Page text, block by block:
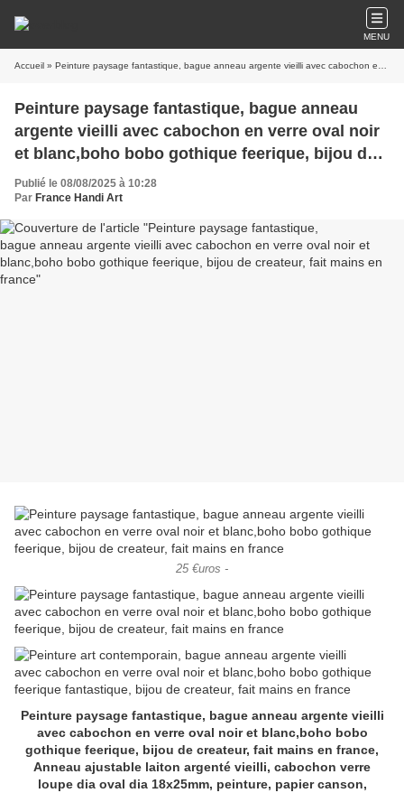
MENU
Accueil » Peinture paysage fantastique, bague anneau argente vieilli avec cabochon en verre oval noir et blanc,boho bobo gothique feerique, bijou de createur, fait mains en france
Peinture paysage fantastique, bague anneau
argente vieilli avec cabochon en verre oval noir
et blanc,boho bobo gothique feerique, bijou de
createur, fait mains en france
Publié le 08/08/2025 à 10:28
Par France Handi Art
25 €uros -
Peinture paysage fantastique, bague anneau argente vieilli
avec cabochon en verre oval noir et blanc,boho bobo
gothique feerique, bijou de createur, fait mains en france,
Anneau ajustable laiton argenté vieilli, cabochon verre
loupe dia oval dia 18x25mm, peinture, papier canson,